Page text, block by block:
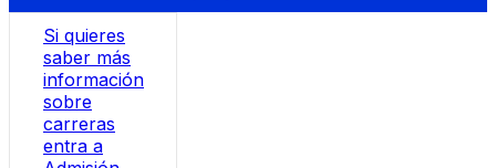
Si quieres
saber más
información
sobre
carreras
entra a